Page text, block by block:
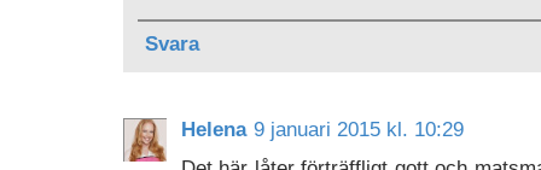
Svara
Helena 9 januari 2015 kl. 10:29